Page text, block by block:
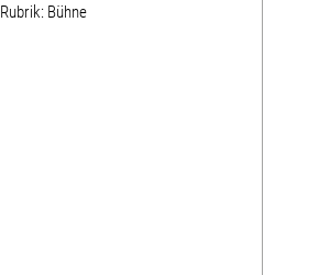
Rubrik: Bühne